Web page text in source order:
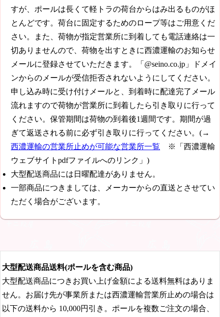
すが、ポールは長くて軽トラの荷台からはみ出るものがほ
とんどです。荷台に固定するためのロープ等はご用意くだ
さい。また、荷物が指定営業所に到着しても電話連絡は一
切ありませんので、荷物を出すときに西濃運輸のお知らせ
メールに登録させていただきます。「@seino.co.jp」ドメイ
ンからのメールが受信拒否されないようにしてください。
申し込み時に受け付けメールと、到着時に配達完了メール
流れますので荷物が営業所に到着したら引き取りに行って
ください。保管期間は荷物の到着後1週間です。期間が過
ぎて返送される前に必ず引き取りに行ってください。(→
西濃運輸の営業所止めが可能な営業所一覧 ※「西濃運輸
ウェブサイトpdfファイルへのリンク」)
大型配送商品には日曜配達がありません。
一部商品につきましては、メーカーからの直送とさせてい
ただく場合がございます。
大型配送商品送料(ポールを含む商品)
大型配送商品につきお買い上げ金額による送料無料はありま
せん。お届け先が事業所または西濃運輸営業所止めの場合は
以下の送料から 10,000円 引き。ポールを複数ご注文の場合、